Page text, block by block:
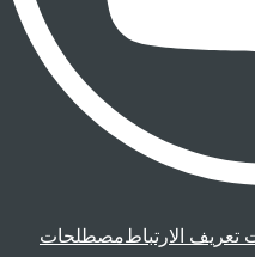
تعريف الارتباطمصطلحات